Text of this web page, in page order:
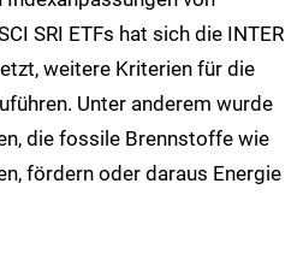
SRI ETFs hat sich die INTER
weitere Kriterien für die
Unter anderem wurde
die fossile Brennstoffe wie
fördern oder daraus Energie